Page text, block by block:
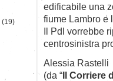
edificabile una
fiume Lambro e
Il Pdl vorrebbe
centrosinistra
Alessia Rastelli
(da “Il Corriere
(19)